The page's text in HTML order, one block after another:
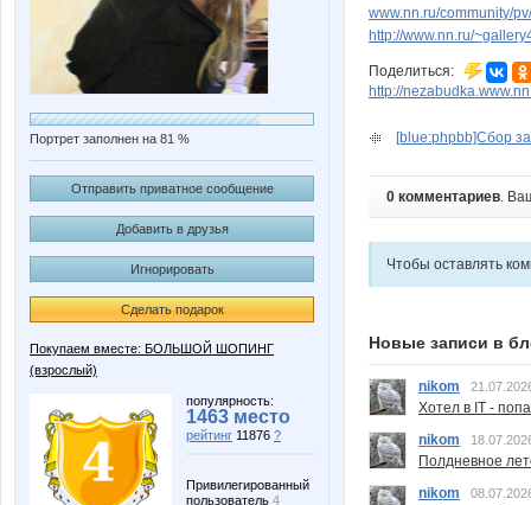
Портрет заполнен на 81 %
Отправить приватное сообщение
Добавить в друзья
Игнорировать
Сделать подарок
Покупаем вместе: БОЛЬШОЙ ШОПИНГ
(взрослый)
популярность:
1463 место
рейтинг 11876 ?
Привилегированный
пользователь 4
www.nn.ru/community/
http://www.nn.ru/
Поделиться:
http://
[blue:phpbb]Cбор
0 комментариев.
Чтобы оставлять
Новые записи в
nikom
Хотел в IT -
nikom
Полдневное
nikom